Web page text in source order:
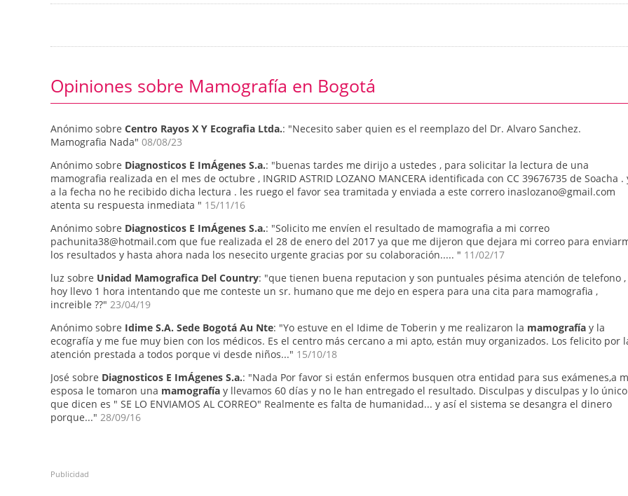
Opiniones sobre Mamografía en Bogotá
Anónimo sobre Centro Rayos X Y Ecografia Ltda.: "Necesito saber quien es el reemplazo del Dr. Alvaro Sanchez.
Mamografia Nada" 08/08/23
Anónimo sobre Diagnosticos E ImÁgenes S.a.: "buenas tardes me dirijo a ustedes , para solicitar la lectura de una
mamografia realizada en el mes de octubre , INGRID ASTRID LOZANO MANCERA identificada con CC 39676735 de Soacha .
a la fecha no he recibido dicha lectura . les ruego el favor sea tramitada y enviada a este correro inaslozano@gmail.com
atenta su respuesta inmediata " 15/11/16
Anónimo sobre Diagnosticos E ImÁgenes S.a.: "Solicito me envíen el resultado de mamografia a mi correo
pachunita38@hotmail.com que fue realizada el 28 de enero del 2017 ya que me dijeron que dejara mi correo para
los resultados y hasta ahora nada los nesecito urgente gracias por su colaboración..... " 11/02/17
luz sobre Unidad Mamografica Del Country: "que tienen buena reputacion y son puntuales pésima atención de telefono ,
hoy llevo 1 hora intentando que me conteste un sr. humano que me dejo en espera para una cita para mamografia ,
increible ??" 23/04/19
Anónimo sobre Idime S.A. Sede Bogotá Au Nte: "Yo estuve en el Idime de Toberin y me realizaron la mamografía y la
ecografía y me fue muy bien con los médicos. Es el centro más cercano a mi apto, están muy organizados. Los felicito por
atención prestada a todos porque vi desde niños..." 15/10/18
José sobre Diagnosticos E ImÁgenes S.a.: "Nada Por favor si están enfermos busquen otra entidad para sus exámenes,a
esposa le tomaron una mamografía y llevamos 60 días y no le han entregado el resultado. Disculpas y disculpas y lo único
que dicen es " SE LO ENVIAMOS AL CORREO" Realmente es falta de humanidad... y así el sistema se desangra el dinero
porque..." 28/09/16
Publicidad